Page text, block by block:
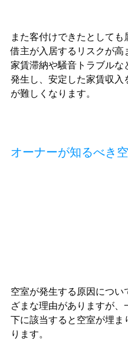
また客付けできたとしても
借主が入居するリスクが高
家賃滞納や騒音トラブルな
発生し、安定した家賃収入
が難しくなります。
オーナーが知るべき
空室が発生する原因につい
ざまな理由がありますが、
下に該当すると空室が埋ま
ります。